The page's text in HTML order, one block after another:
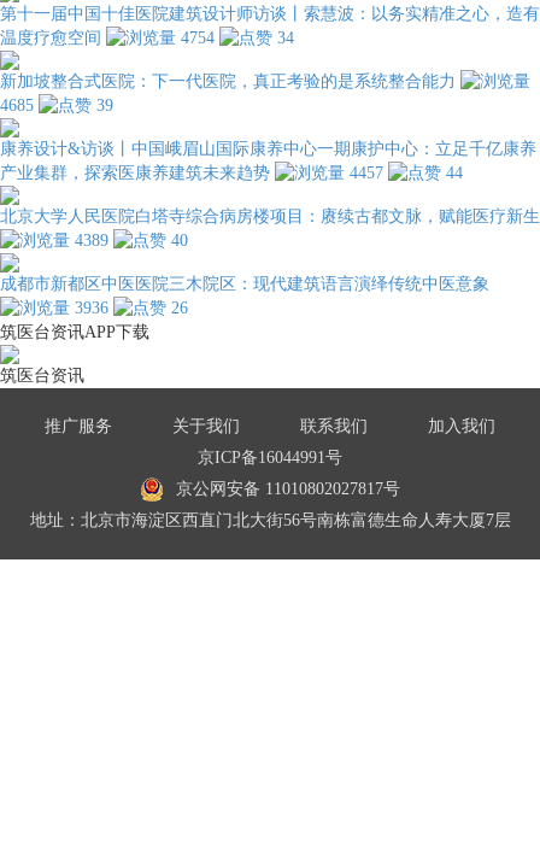
第十一届中国十佳医院建筑设计师访谈丨索慧波：以务实精准之心，造有
温度疗愈空间
4754 34
新加坡整合式医院：下一代医院，真正考验的是系统整合能力
4685
39
康养设计&访谈丨中国峨眉山国际康养中心一期康护中心：立足千亿康养
产业集群，探索医康养建筑未来趋势
4457 44
北京大学人民医院白塔寺综合病房楼项目：赓续古都文脉，赋能医疗新生
4389
40
成都市新都区中医医院三木院区：现代建筑语言演绎传统中医意象
3936
26
筑医台资讯APP下载
筑医台资讯
推广服务 关于我们 联系我们
加入我们
京ICP备16044991号
京公网安备 11010802027817号
地址：北京市海淀区西直门北大街56号南栋富德生命人寿大厦7层